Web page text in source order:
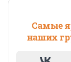
Самые
наших